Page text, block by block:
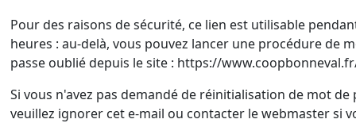
Pour des raisons de sécurité, ce lien est utilisable
heures : au-delà, vous pouvez lancer une procédure de
passe oublié depuis le site : https://
Si vous n'avez pas demandé de réinitialisation de mot de
veuillez ignorer cet e-mail ou contacter le webmaster si